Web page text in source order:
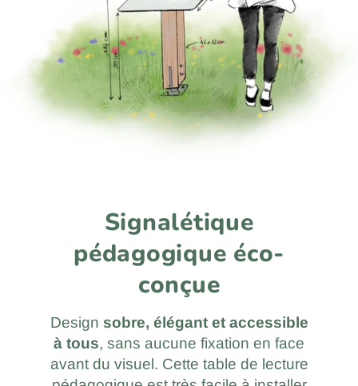
Signalétique
pédagogique éco-
conçue
Design sobre, élégant et accessible
à tous, sans aucune fixation en face
avant du visuel. Cette table de lecture